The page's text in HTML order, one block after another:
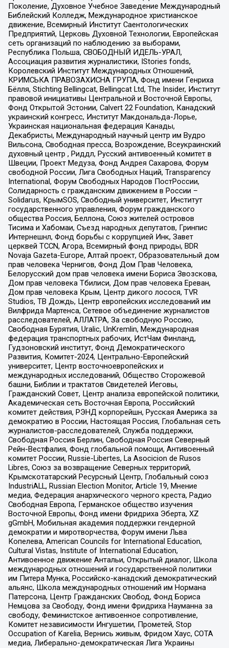
Поколение, Духовное Учебное Заведение Международный
Библейский Колледж, Международное христианское
движение, Всемирный Институт Саентологических
Предприятий, Церковь Духовной Технологии, Европейская
сеть организаций по наблюдению за выборами,
Республика Польша, СВОБОДНЫЙ ИДЕЛЬ-УРАЛ,
Ассоциация развития журналистики, IStories fonds,
Королевский Институт Международных Отношений,
КРИМСЬКА ПРАВОЗАХИСНА ГРУПА, Фонд имени Генриха
Бёлля, Stichting Bellingcat, Bellingcat Ltd, The Insider, Институт
правовой инициативы Центральной и Восточной Европы,
Фонд Открытой Эстонии, Calvert 22 Foundation, Канадский
украинский конгресс, Институт Макдональда-Лорье,
Украинская национальная федерация Канады,
Декабристы, Международный научный центр им Вудро
Вильсона, Свободная пресса, Возрождение, Всеукраинский
духовный центр , Риддл, Русский антивоенный комитет в
Швеции, Проект Медуза, Фонд Андрея Сахарова, Форум
свободной России, Лига Свободных Наций, Transparеncy
International, Форум Свободных Народов ПостРоссии,
Солидарность с гражданским движением в России –
Solidarus, КрымSOS, Свободный университет, Институт
государственного управления, Форум гражданского
общества Россия, Беллона, Союз жителей островов
Тисима и Хабомаи, Съезд народных депутатов, Гринпис
Интернешнл, Фонд борьбы с коррупцией Инк, Завет
церквей TCCN, Агора, Всемирный фонд природы, BDR
Novaja Gazeta-Europe, Алтай проект, Образовательный дом
прав человека Чернигов, Фонд Дом Прав Человека,
Белорусский дом прав человека имени Бориса Звозскова,
Дом прав человека Тбилиси, Дом прав человека Ереван,
Дом прав человека Крым, Центр дикого лосося, TVR
Studios, ТВ Дождь, Центр европейских исследований им
Вилфрида Мартенса, Сетевое объединение журналистов
расследователей, АЛЛАТРА, За свободную Россию,
Свободная Бурятия, Uralic, UnKremlin, Международная
федерация транспортных рабочих, ИстЧам Финланд,
Гудзоновский институт, Фонд Демократического
Развития, Комитет-2024, Центрально-Европейский
университет, Центр восточноевропейских и
международных исследований, Общество Сторожевой
башни, Библии и трактатов Свидетелей Иеговы,
Гражданский Совет, Центр анализа европейской политики,
Академическая сеть Восточная Европа, Российский
комитет действия, РЭНД корпорейшн, Русская Америка за
демократию в России, Настоящая Россия, Глобальная сеть
журналистов-расследователей, Служба поддержки,
Свободная Россия Берлин, Свободная Россия Северный
Рейн-Вестфалия, Фонд глобальной помощи, Антивоенный
комитет России, Russie-Libertes, La Asocicion de Rusos
Libres, Союз за возвращение Северных территорий,
Крымскотатарский Ресурсный Центр, Глобальный союз
IndustriALL, Russian Election Monitor, Article 19, Мнение
медиа, Федерация анархического черного креста, Радио
Свободная Европа, Германское общество изучения
Восточной Европы, Фонд имени Фридриха Эберта, XZ
gGmbH, Мобильная академия поддержки гендерной
демократии и миротворчества, Форум имени Льва
Копелева, American Councils for International Education,
Cultural Vistas, Institute of International Education,
Антивоенное движение Антальи, Открытый диалог, Школа
международных отношений и государственной политики
им Питера Мунка, Российско-канадский демократический
альянс, Школа международных отношений им Нормана
Патерсона, Центр Гражданских Свобод, Фонд Бориса
Немцова за Свободу, Фонд имени Фридриха Науманна за
свободу, Феминистское антивоенное сопротивление,
Комитет независимости Ингушетии, Прометей, Stop
Occupation of Karelia, Вернись живым, Фридом Хаус, СОТА
медиа, Либерально-демократическая Лига Украины